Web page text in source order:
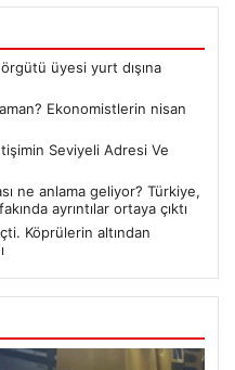
üyesi yurt dışına
Ekonomistlerin nisan
Seviyeli Adresi Ve
ne anlama geliyor? Türkiye,
ayrıntılar ortaya çıktı
Köprülerin altından